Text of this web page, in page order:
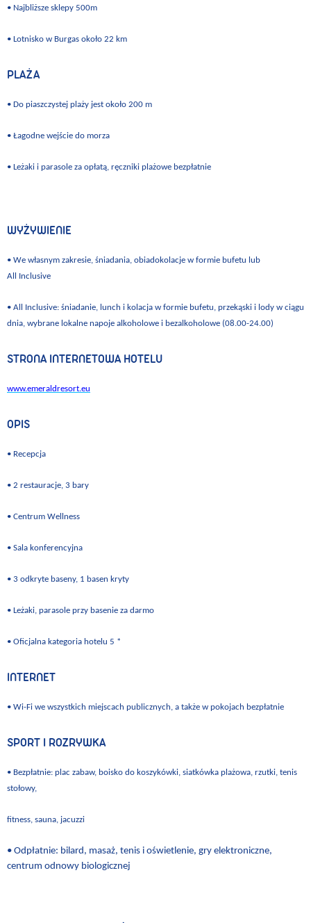
• Najbliższe sklepy 500m
• Lotnisko w Burgas około 22 km
PLAŻA
• Do piaszczystej plaży jest około 200 m
• Łagodne wejście do morza
• Leżaki i parasole za opłatą, ręczniki plażowe bezpłatnie
WYŻYWIENIE
• We własnym zakresie, śniadania, obiadokolacje w formie bufetu lub
All Inclusive
• All Inclusive: śniadanie, lunch i kolacja w formie bufetu, przekąski i lody w ciągu
dnia, wybrane lokalne napoje alkoholowe i bezalkoholowe (08.00-24.00)
STRONA INTERNETOWA HOTELU
www.emeraldresort.eu
OPIS
• Recepcja
• 2 restauracje, 3 bary
• Centrum Wellness
• Sala konferencyjna
• 3 odkryte baseny, 1 basen kryty
• Leżaki, parasole przy basenie za darmo
• Oficjalna kategoria hotelu 5 *
INTERNET
• Wi-Fi we wszystkich miejscach publicznych, a także w pokojach bezpłatnie
SPORT I ROZRYWKA
• Bezpłatnie: plac zabaw, boisko do koszykówki, siatkówka plażowa, rzutki, tenis
stołowy,
fitness, sauna, jacuzzi
• Odpłatnie: bilard, masaż, tenis i oświetlenie, gry elektroniczne,
centrum odnowy biologicznej